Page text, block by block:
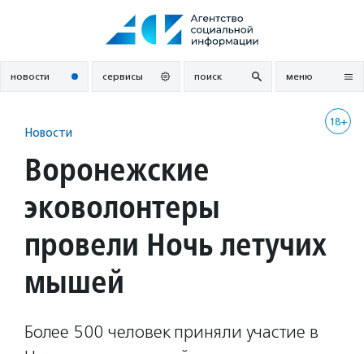
новости сервисы поиск меню
18+
Новости
Воронежские
эковолонтеры
провели Ночь летучих
мышей
Более 500 человек приняли участие в